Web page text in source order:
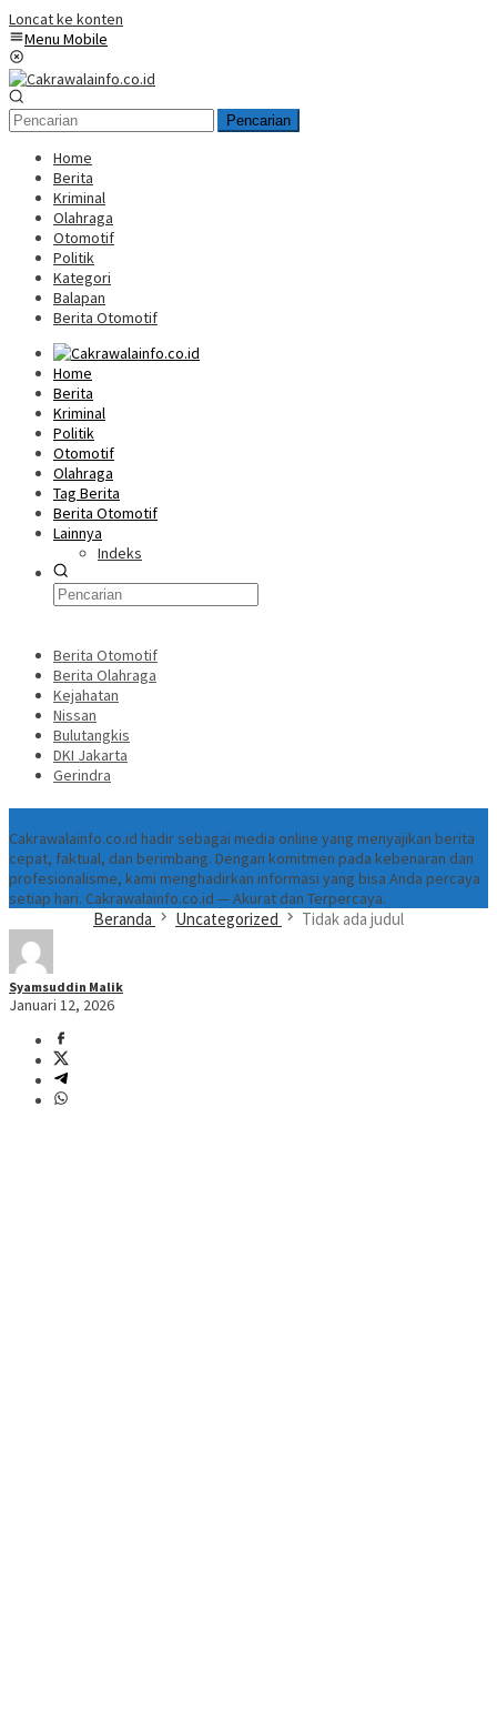
Loncat ke konten
Menu Mobile
Pencarian
Home
Berita
Kriminal
Olahraga
Otomotif
Politik
Kategori
Balapan
Berita Otomotif
Home
Berita
Kriminal
Politik
Otomotif
Olahraga
Tag Berita
Berita Otomotif
Lainnya
Indeks
Berita Otomotif
Berita Olahraga
Kejahatan
Nissan
Bulutangkis
DKI Jakarta
Gerindra
Cakrawalainfo.co.id hadir sebagai media online yang menyajikan berita
cepat, faktual, dan berimbang. Dengan komitmen pada kebenaran dan
profesionalisme, kami menghadirkan informasi yang bisa Anda percaya
setiap hari. Cakrawalainfo.co.id — Akurat dan Terpercaya.
Beranda Uncategorized Tidak ada judul
Syamsuddin Malik
Januari 12, 2026